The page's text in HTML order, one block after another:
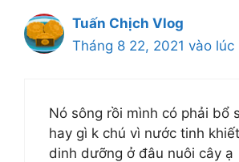
Tuấn Chịch Vlog
Tháng 8 22, 2021 vào lúc
Nó sông rồi mình có phải bổ
hay gì k chú vì nước tinh
dinh dưỡng ở đâu nuôi cây ạ